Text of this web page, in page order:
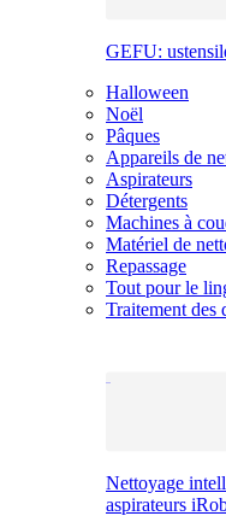
GEFU:
Halloween
Noël
Pâques
Appareils de
Aspirateurs
Détergents
Machines à
Matériel de
Repassage
Tout pour le
Traitement des
Nettoyage
aspirateurs